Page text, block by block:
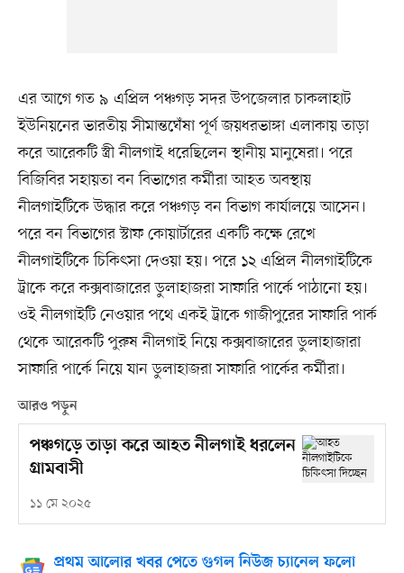
এর আগে গত ৯ এপ্রিল পঞ্চগড় সদর উপজেলার চাকলাহাট
ইউনিয়নের ভারতীয় সীমান্তঘেঁষা পূর্ণ জয়ধরভাঙ্গা এলাকায় তাড়া
করে আরেকটি স্ত্রী নীলগাই ধরেছিলেন স্থানীয় মানুষেরা। পরে
বিজিবির সহায়তা বন বিভাগের কর্মীরা আহত অবস্থায়
নীলগাইটিকে উদ্ধার করে পঞ্চগড় বন বিভাগ কার্যালয়ে আসেন।
পরে বন বিভাগের স্টাফ কোয়ার্টারের একটি কক্ষে রেখে
নীলগাইটিকে চিকিৎসা দেওয়া হয়। পরে ১২ এপ্রিল নীলগাইটিকে
ট্রাকে করে কক্সবাজারের ডুলাহাজরা সাফারি পার্কে পাঠানো হয়।
ওই নীলগাইটি নেওয়ার পথে একই ট্রাকে গাজীপুরের সাফারি পার্ক
থেকে আরেকটি পুরুষ নীলগাই নিয়ে কক্সবাজারের ডুলাহাজারা
সাফারি পার্কে নিয়ে যান ডুলাহাজরা সাফারি পার্কের কর্মীরা।
আরও পড়ুন
পঞ্চগড়ে তাড়া করে আহত নীলগাই ধরলেন
গ্রামবাসী
১১ মে ২০২৫
প্রথম আলোর খবর পেতে গুগল নিউজ চ্যানেল ফলো